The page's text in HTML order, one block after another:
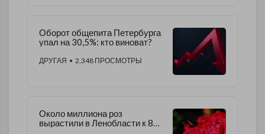
Оборот общепита Петербурга
упал на 30,5%: кто виноват?
ДРУГАЯ • 2,348 ПРОСМОТРЫ
Около миллиона роз
вырастили в Ленобласти к 8